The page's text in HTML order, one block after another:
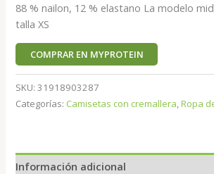
88 % nailon, 12 % elastano La modelo
talla XS
COMPRAR EN MYPROTEIN
SKU:31918903287
Categorías: Camisetas con cremallera,Ropa
Información adicional